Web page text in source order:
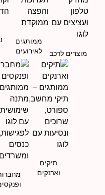
מוצרים לרכב
ממותגים
לאירועים
תיקים
וארנקים
מחברות
ופנקסים